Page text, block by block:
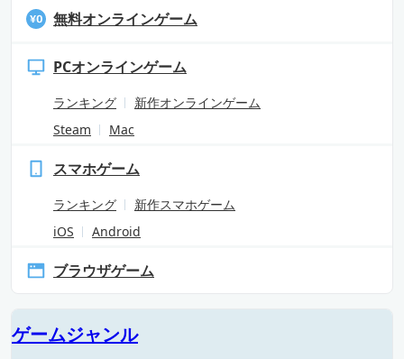
無料オンラインゲーム
PCオンラインゲーム
ランキング
新作オンラインゲーム
Steam
Mac
スマホゲーム
ランキング
新作スマホゲーム
iOS
Android
ブラウザゲーム
ゲームジャンル